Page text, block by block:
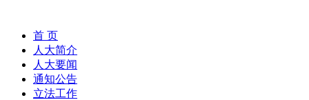
首 页
人大简介
人大要闻
通知公告
立法工作